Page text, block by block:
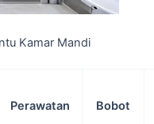
Kamar Mandi
Perawatan Bobot